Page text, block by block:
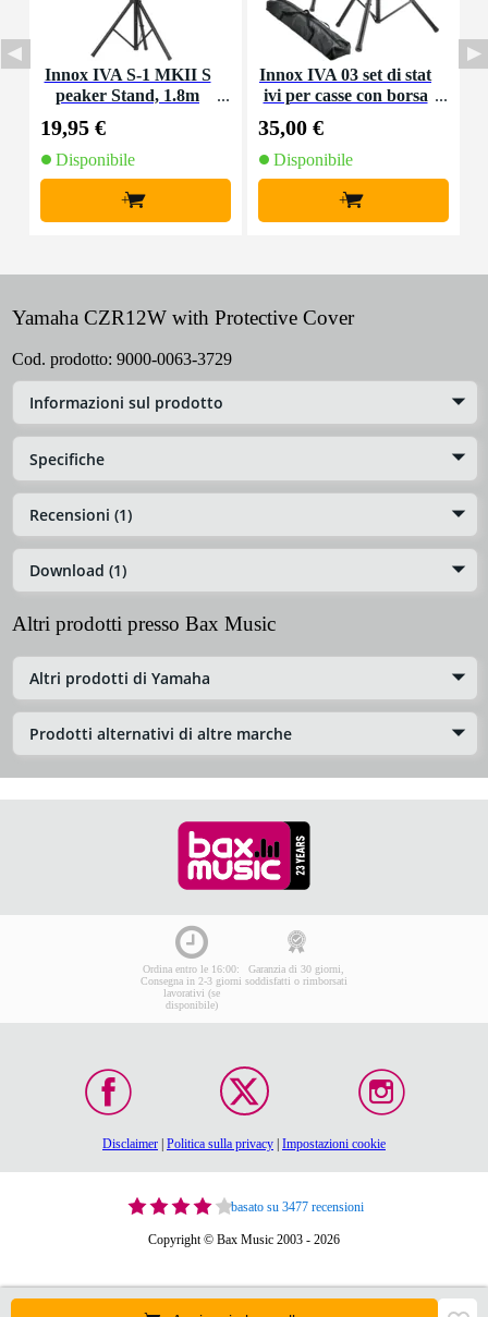
Innox IVA S-1 MKII S
peaker Stand, 1.8m
19,95 €
Disponibile
+
Innox IVA 03 set di stat
ivi per casse con borsa
35,00 €
Disponibile
+
Yamaha CZR12W with Protective Cover
Cod. prodotto: 9000-0063-3729
Informazioni sul prodotto
Specifiche
Recensioni (1)
Download (1)
Altri prodotti presso Bax Music
Altri prodotti di Yamaha
Prodotti alternativi di altre marche
Ordina entro le 16:00:
Consegna in 2-3 giorni
lavorativi (se
disponibile)
Garanzia di 30 giorni,
soddisfatti o rimborsati
Disclaimer Politica sulla privacy Impostazioni cookie
basato su 3477 recensioni
Copyright © Bax Music 2003 - 2026